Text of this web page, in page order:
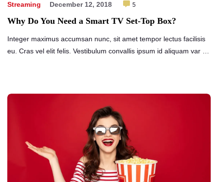
Streaming December 12, 2018 5
Why Do You Need a Smart TV Set-Top Box?
Integer maximus accumsan nunc, sit amet tempor lectus facilisis
eu. Cras vel elit felis. Vestibulum convallis ipsum id aliquam var …